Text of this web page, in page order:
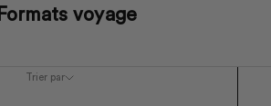
Formats voyage
Trier par